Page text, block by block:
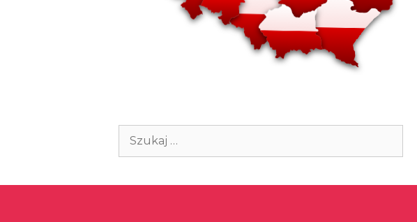
Szukaj: